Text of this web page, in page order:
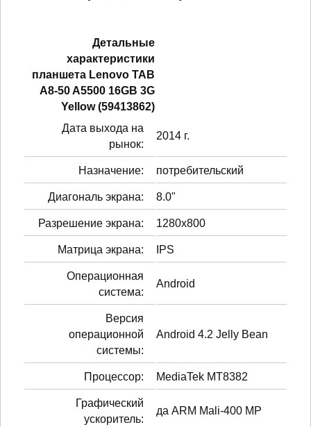
Детальные
характеристики
планшетa Lenovo TAB
A8-50 A5500 16GB 3G
Yellow (59413862)
Дата выхода на
рынок:
2014 г.
Назначение: потребительский
Диагональ экрана: 8.0"
Разрешение экрана: 1280x800
Матрица экрана: IPS
Операционная
система:
Android
Версия
операционной
системы:
Android 4.2 Jelly Bean
Процессор: MediaTek MT8382
Графический
ускоритель:
да ARM Mali-400 MP